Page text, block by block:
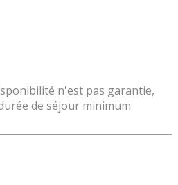
n'est pas garantie,
de séjour minimum